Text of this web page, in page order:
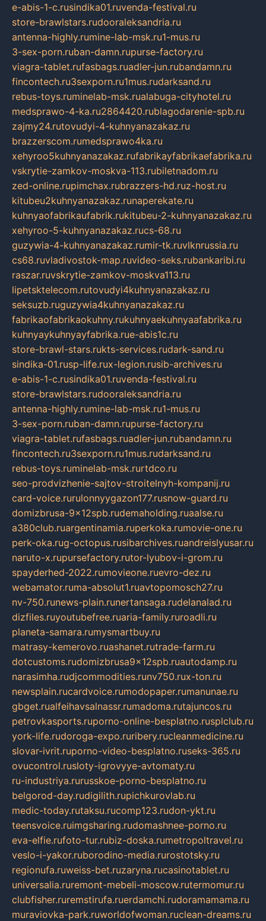
e-abis-1-c.rusindika01.ruvenda-festival.ru
store-brawlstars.rudooraleksandria.ru
antenna-highly.rumine-lab-msk.ru1-mus.ru
3-sex-porn.ruban-damn.rupurse-factory.ru
viagra-tablet.rufasbags.ruadler-jun.rubandamn.ru
fincontech.ru3sexporn.ru1mus.rudarksand.ru
rebus-toys.ruminelab-msk.rualabuga-cityhotel.ru
medsprawo-4-ka.ru2864420.rublagodarenie-spb.ru
zajmy24.rutovudyi-4-kuhnyanazakaz.ru
brazzerscom.rumedsprawo4ka.ru
xehyroo5kuhnyanazakaz.rufabrikayfabrikaefabrika.ru
vskrytie-zamkov-moskva-113.rubiletnadom.ru
zed-online.rupimchax.rubrazzers-hd.ruz-host.ru
kitubeu2kuhnyanazakaz.runaperekate.ru
kuhnyaofabrikaufabrik.rukitubeu-2-kuhnyanazakaz.ru
xehyroo-5-kuhnyanazakaz.rucs-68.ru
guzywia-4-kuhnyanazakaz.rumir-tk.ruvlknrussia.ru
cs68.ruvladivostok-map.ruvideo-seks.rubankaribi.ru
raszar.ruvskrytie-zamkov-moskva113.ru
lipetsktelecom.rutovudyi4kuhnyanazakaz.ru
seksuzb.ruguzywia4kuhnyanazakaz.ru
fabrikaofabrikaokuhny.rukuhnyaekuhnyaafabrika.ru
kuhnyaykuhnyayfabrika.rue-abis1c.ru
store-brawl-stars.rukts-services.rudark-sand.ru
sindika-01.rusp-life.rux-legion.rusib-archives.ru
e-abis-1-c.rusindika01.ruvenda-festival.ru
store-brawlstars.rudooraleksandria.ru
antenna-highly.rumine-lab-msk.ru1-mus.ru
3-sex-porn.ruban-damn.rupurse-factory.ru
viagra-tablet.rufasbags.ruadler-jun.rubandamn.ru
fincontech.ru3sexporn.ru1mus.rudarksand.ru
rebus-toys.ruminelab-msk.rurtdco.ru
seo-prodvizhenie-sajtov-stroitelnyh-kompanij.ru
card-voice.rurulonnyygazon177.rusnow-guard.ru
domizbrusa-9x12spb.rudemaholding.ruaalse.ru
a380club.ruargentinamia.ruperkoka.rumovie-one.ru
perk-oka.rug-octopus.rusibarchives.ruandreislyusar.ru
naruto-x.rupursefactory.rutor-lyubov-i-grom.ru
spayderhed-2022.rumovieone.ruevro-dez.ru
webamator.ruma-absolut1.ruavtopomosch27.ru
nv-750.runews-plain.runertansaga.rudelanalad.ru
dizfiles.ruyoutubefree.ruaria-family.ruroadli.ru
planeta-samara.rumysmartbuy.ru
matrasy-kemerovo.ruashanet.rutrade-farm.ru
dotcustoms.rudomizbrusa9x12spb.ruautodamp.ru
narasimha.rudjcommodities.runv750.rux-ton.ru
newsplain.rucardvoice.rumodopaper.rumanunae.ru
gbget.rualfeihavsalnassr.rumadoma.rutajuncos.ru
petrovkasports.ruporno-online-besplatno.rusplclub.ru
york-life.rudoroga-expo.ruribery.rucleanmedicine.ru
slovar-ivrit.ruporno-video-besplatno.ruseks-365.ru
ovucontrol.rusloty-igrovyye-avtomaty.ru
ru-industriya.rurusskoe-porno-besplatno.ru
belgorod-day.rudigilith.rupichkurovlab.ru
medic-today.rutaksu.rucomp123.rudon-ykt.ru
teensvoice.ruimgsharing.rudomashnee-porno.ru
eva-elfie.rufoto-tur.rubiz-doska.rumetropoltravel.ru
veslo-i-yakor.ruborodino-media.rurostotsky.ru
regionufa.ruweiss-bet.ruzaryna.rucasinotablet.ru
universalia.ruremont-mebeli-moscow.rutermomur.ru
clubfisher.ruremstirufa.ruerdamchi.rudoramamama.ru
muraviovka-park.ruworldofwoman.ruclean-dreams.ru